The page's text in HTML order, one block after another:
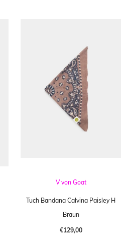
V von Goat
Tuch Bandana Calvina Paisley H
Braun
€129,00